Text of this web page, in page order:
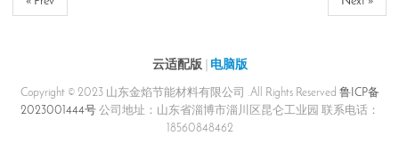
云适配版 电脑版
Copyright © 2023 山东金焰节能材料有限公司 .All Rights Reserved 鲁ICP备
2023001444号公司地址：山东省淄博市淄川区昆仑工业园 联系电话：
18560848462